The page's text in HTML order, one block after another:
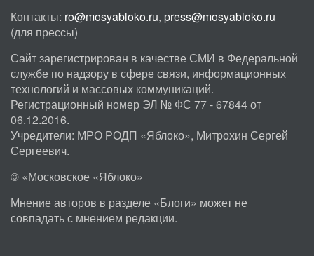
Контакты: ro@mosyabloko.ru, press@mosyabloko.ru
(для прессы)
Сайт зарегистрирован в качестве СМИ в Федеральной
службе по надзору в сфере связи, информационных
технологий и массовых коммуникаций.
Регистрационный номер ЭЛ № ФС 77 - 67844 от
06.12.2016.
Учредители: МРО РОДП «Яблоко», Митрохин Сергей
Сергеевич.
© «Московское «Яблоко»
Мнение авторов в разделе «Блоги» может не
совпадать с мнением редакции.